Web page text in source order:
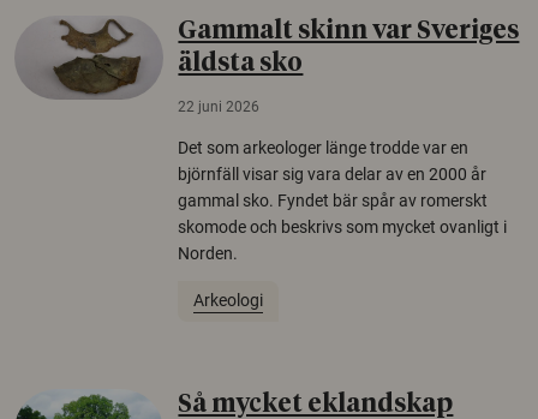
Gammalt skinn var Sveriges
äldsta sko
22 juni 2026
Det som arkeologer länge trodde var en
björnfäll visar sig vara delar av en 2000 år
gammal sko. Fyndet bär spår av romerskt
skomode och beskrivs som mycket ovanligt i
Norden.
Arkeologi
Så mycket eklandskap